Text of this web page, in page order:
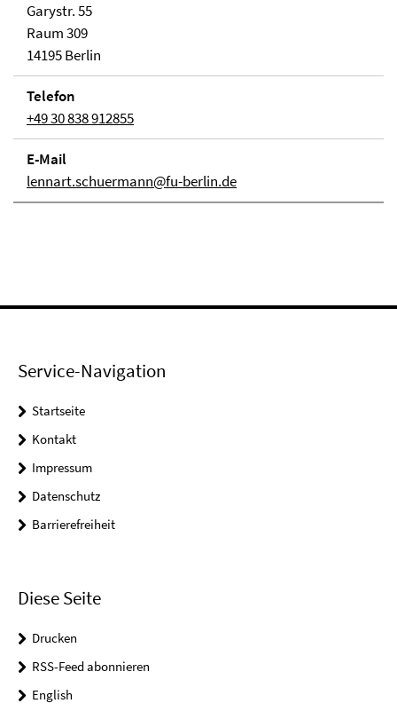
Garystr. 55
Raum 309
14195 Berlin
Telefon
+49 30 838 912855
E-Mail
lennart.schuermann@fu-berlin.de
Service-Navigation
Startseite
Kontakt
Impressum
Datenschutz
Barrierefreiheit
Diese Seite
Drucken
RSS-Feed abonnieren
English